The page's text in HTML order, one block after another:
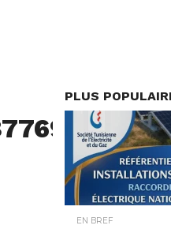
PLUS
EN BREF